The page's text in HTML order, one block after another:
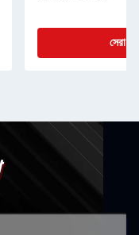
সেরা